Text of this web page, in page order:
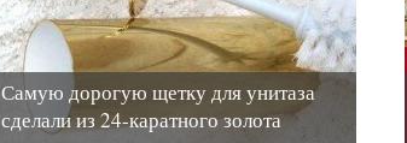
Самую дорогую щетку для унитаза
сделали из 24-каратного золота